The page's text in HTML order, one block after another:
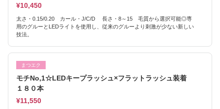
¥10,450
太さ・0.15/0.20 カール・J/C/D 長さ・8～15 毛質から選択可能◎専
用のグルーとLEDライトを使用し、従来のグルーより刺激が少ない新しい
技法。
まつエク
モチNo,1☆LEDキープラッシュ×フラットラッシュ装着
１８０本
¥11,550